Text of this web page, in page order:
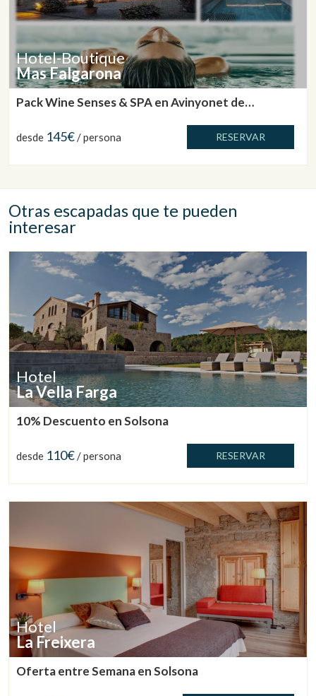
Gestionar mi reserva
Hotel-Boutique
Mas Falgarona
Pack Wine Senses & SPA en Avinyonet de
desde 145€/ persona RESERVAR
Otras escapadas que te pueden
interesar
Hotel
La Vella Farga
10% Descuento en Solsona
desde 110€/ persona RESERVAR
Hotel
La Freixera
Oferta entre Semana en Solsona